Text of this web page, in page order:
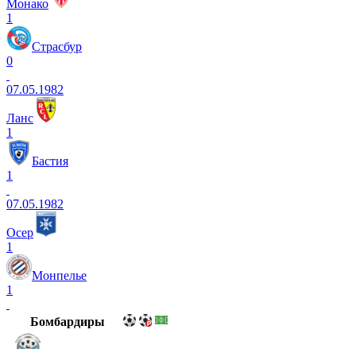
Монако
1
Страсбур
0
07.05.1982
Ланс
1
Бастия
1
07.05.1982
Осер
1
Монпелье
1
Бомбардиры